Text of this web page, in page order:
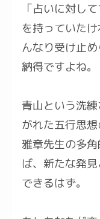
「占いに対し
を持っていた
んなり受け止
納得ですよね。
青山という洗
がれた五行思
雅章先生の多
ば、新たな発
できるはず。